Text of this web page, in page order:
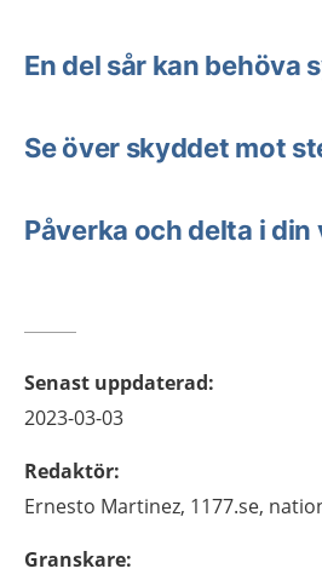
En del sår kan behöva
Se över skyddet mot
Påverka och delta i din
Senast uppdaterad:
2023-03-03
Redaktör:
Ernesto Martinez, 1177.se,
Granskare: